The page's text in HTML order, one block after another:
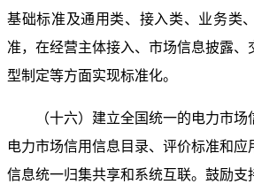
基础标准及通用类、接入类、业务类
准，在经营主体接入、市场信息披露、
型制定等方面实现标准化。
（十六）建立全国统一的电力市场
电力市场信用信息目录、评价标准和应
信息统一归集共享和系统互联。鼓励支